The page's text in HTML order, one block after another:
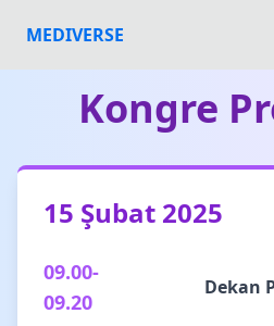
MEDIVERSE
Kongre
15 Şubat 2025
09.00-
09.20
Dekan